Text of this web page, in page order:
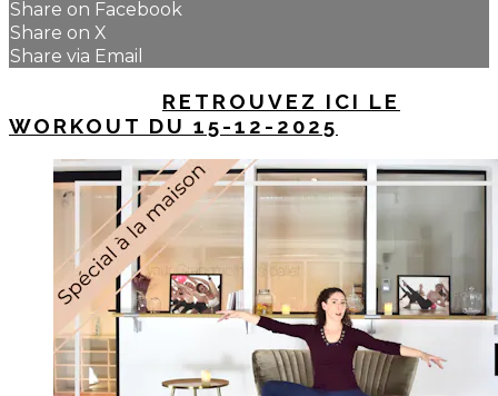
Share on Facebook
Share on X
Share via Email
RETROUVEZ ICI LE
WORKOUT DU 15-12-2025